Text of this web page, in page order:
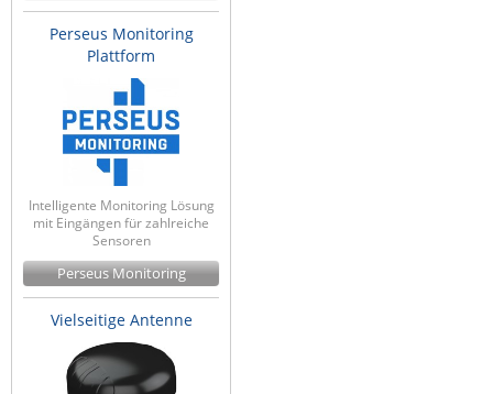
Perseus Monitoring
Plattform
Intelligente Monitoring Lösung
mit Eingängen für zahlreiche
Sensoren
Perseus Monitoring
Vielseitige Antenne